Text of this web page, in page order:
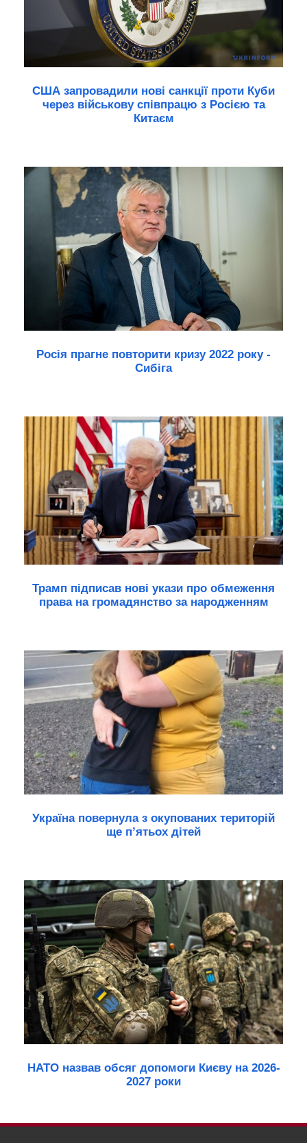
США запровадили нові санкції проти Куби
через військову співпрацю з Росією та
Китаєм
Росія прагне повторити кризу 2022 року -
Сибіга
Трамп підписав нові укази про обмеження
права на громадянство за народженням
Україна повернула з окупованих територій
ще п’ятьох дітей
НАТО назвав обсяг допомоги Києву на 2026-
2027 роки